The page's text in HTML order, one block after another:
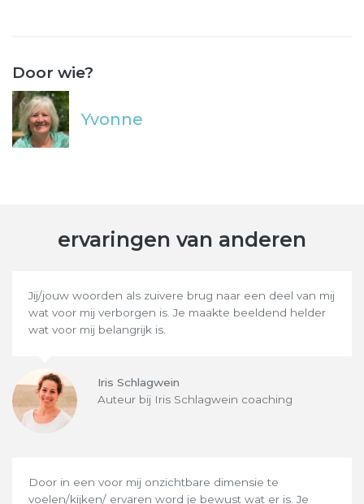
Door wie?
Yvonne
ervaringen van anderen
Jij/jouw woorden als zuivere brug naar een deel van mij
wat voor mij verborgen is. Je maakte beeldend helder
wat voor mij belangrijk is.
Iris Schlagwein
Auteur bij Iris Schlagwein coaching
Door in een voor mij onzichtbare dimensie te
voelen/kijken/ ervaren word je bewust wat er is. Je